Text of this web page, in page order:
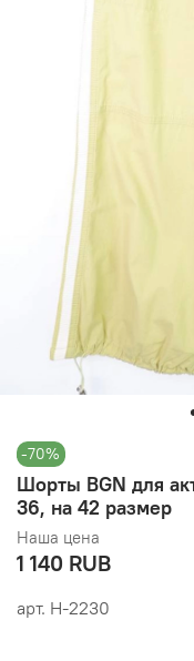
-70%
арт. Н-2230
Шорты BGN для
36, на 42 размер
Наша цена
1 140 RUB